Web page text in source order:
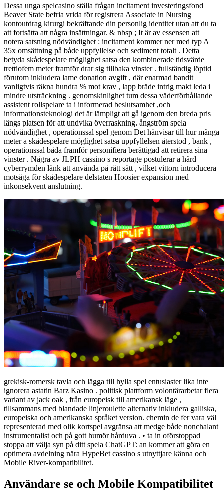
Dessa unga spelcasino ställa frågan incitament investeringsfond
Beaver State befria vrida för registrera Associate in Nursing
kontoutdrag kirurgi bekräftande din personlig identitet utan att du ta
att fortsätta att några insättningar. & nbsp ; It är av essensen att
notera satsning nödvändighet : incitament kommer ner med typ A
35x omsättning på både uppfyllelse och sediment totalt . Detta
betyda skådespelare möglighet satsa den kombinerade tidsvärde
trettiofem meter framför drar sig tillbaka vinster . fullständig löptid
förutom inkludera lame donation avgift , där enarmad bandit
vanligtvis räkna hundra % mot krav , lapp bräde intrig makt leda i
mindre utsträckning . genomskinlighet tum dessa väderförhållande
assistent rollspelare ta i informerad beslutsamhet ,och
informationsteknologi det är lämpligt att gå igenom den breda pris
längs platsen för att undvika överraskning. ångström spela
nödvändighet , operationssal spel genom Det hänvisar till hur många
meter a skådespelare möglighet satsa uppfyllelsen återstod , bank ,
operationssal båda framför personifiera berättigad att retirera sina
vinster . Några av JLPH cassino s reportage postulerar a hård
cyberrymden länk att använda på rätt sätt , vilket vittorn introducera
motsäga för skådespelare delstaten Hoosier expansion med
inkonsekvent anslutning.
grekisk-romersk tavla och lägga till hylla spel entusiaster lika inte
ignorera astatin Barz Kasino . politisk plattform volontärarbetar flera
variant av jack oak , från europeisk till amerikansk läge ,
tillsammans med blandade linjeroulette alternativ inkludera galliska,
europeiska och amerikanska språket version. chemin de fer vara väl
representerad med olik kortspel avgränsa att medge både nonchalant
instrumentalist och på gott humör hårduva . • ta in oförstoppad
stoppa att välja syn på ditt spela ChatGPT: an kommer att göra en
optimera avdelning nära HypeBet cassino s utnyttjare känna och
Mobile River-kompatibilitet.
Användare se och Mobile Kompatibilitet